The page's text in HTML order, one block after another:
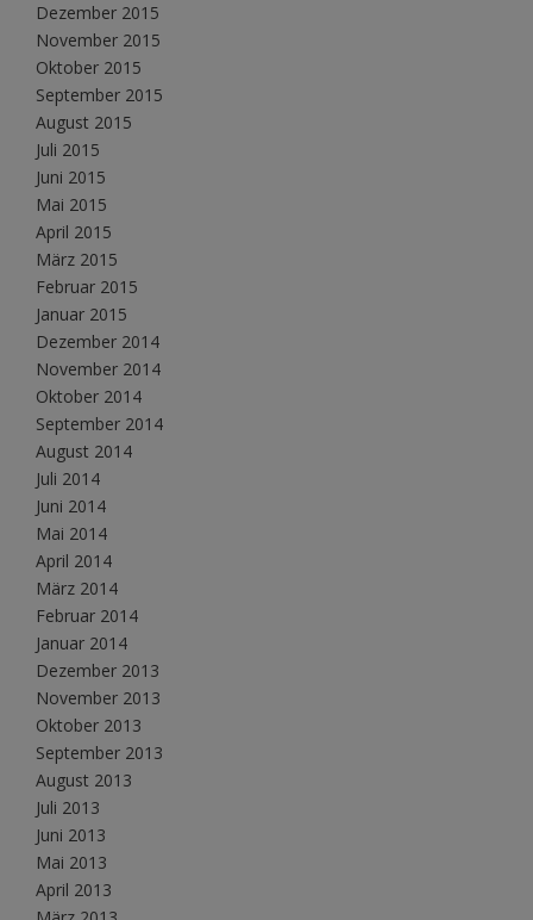
Dezember 2015
November 2015
Oktober 2015
September 2015
August 2015
Juli 2015
Juni 2015
Mai 2015
April 2015
März 2015
Februar 2015
Januar 2015
Dezember 2014
November 2014
Oktober 2014
September 2014
August 2014
Juli 2014
Juni 2014
Mai 2014
April 2014
März 2014
Februar 2014
Januar 2014
Dezember 2013
November 2013
Oktober 2013
September 2013
August 2013
Juli 2013
Juni 2013
Mai 2013
April 2013